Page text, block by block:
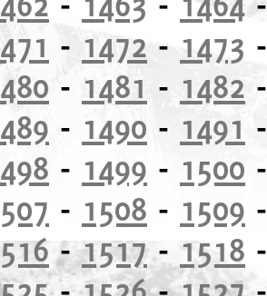
- 1472 - 1473
- 1481 - 1482
- 1490 - 1491
- 1499 - 1500
- 1508 - 1509
-1517- 1518